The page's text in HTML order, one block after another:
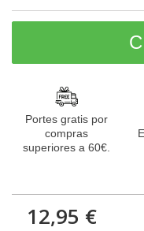
Portes gratis por
compras
superiores a 60€.
12,95 €